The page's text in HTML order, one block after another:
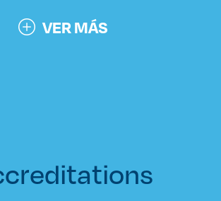
VER MÁS